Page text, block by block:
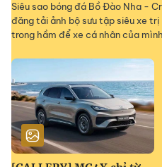
Siêu sao bóng đá Bồ Đào Nha -
đăng tải ảnh bộ sưu tập siêu xe
trong hầm để xe cá nhân của